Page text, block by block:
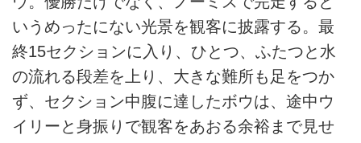
いうめったにない光景を観客に披露する。最
終15セクションに入り、ひとつ、ふたつと水
の流れる段差を上り、大きな難所も足をつか
ず、セクション中腹に達したボウは、途中ウ
イリーと身振りで観客をあおる余裕まで見せ